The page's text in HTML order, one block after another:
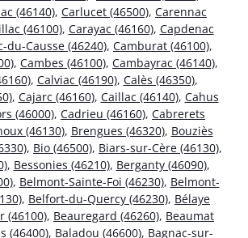
(46140), Carlucet (46500), Carennac
(46100), Carayac (46160), Capdenac
du-Causse (46240), Camburat (46100),
, Cambes (46100), Cambayrac (46140),
, Calviac (46190), Calès (46350),
, Cajarc (46160), Caillac (46140), Cahus
(46000), Cadrieu (46160), Cabrerets
(46130), Brengues (46320), Bouziès
, Bio (46500), Biars-sur-Cère (46130),
, Bessonies (46210), Berganty (46090),
, Belmont-Sainte-Foi (46230), Belmont-
, Belfort-du-Quercy (46230), Bélaye
(46100), Beauregard (46260), Beaumat
(46400), Baladou (46600), Bagnac-sur-